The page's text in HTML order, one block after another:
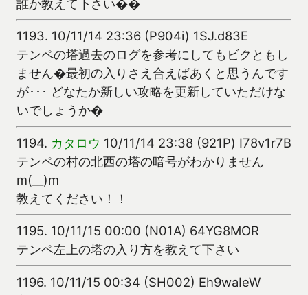
誰か教えて下さい��
1193. 10/11/14 23:36 (P904i) 1SJ.d83E
テンペの塔過去のログを参考にしてもビクともし
ません�最初の入りさえ合えばあくと思うんです
が･･･ どなたか新しい攻略を更新していただけな
いでしょうか�
1194. カタロウ 10/11/14 23:38 (921P) I78v1r7B
テンペの村の北西の塔の暗号がわかりません
m(__)m
教えてください！！
1195. 10/11/15 00:00 (N01A) 64YG8MOR
テンペ左上の塔の入り方を教えて下さい
1196. 10/11/15 00:34 (SH002) Eh9waIeW